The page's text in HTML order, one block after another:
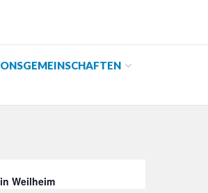
Weilheim